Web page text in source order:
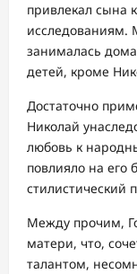
привлекал сына
исследованиям.
занималась
детей, кроме
Достаточно
Николай
любовь к
повлияло на его
стилистический
Между прочим,
матери, что,
талантом,